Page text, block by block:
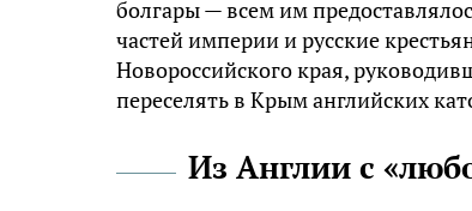
болгары — всем им
частей империи и русские
Новороссийского края,
переселять в Крым английских
Из Англии с